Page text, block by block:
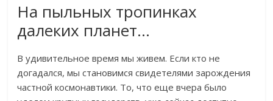
На пыльных тропинках
далеких планет…
В удивительное время мы живем. Если кто не
догадался, мы становимся свидетелями зарождения
частной космонавтики. То, что еще вчера было